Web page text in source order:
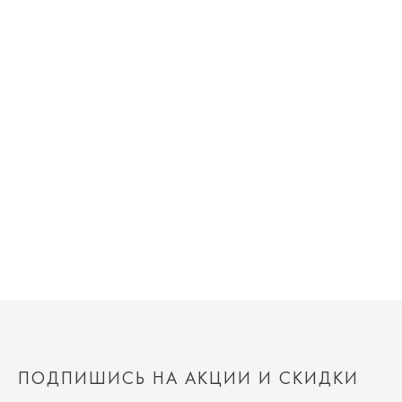
ПОДПИШИСЬ НА АКЦИИ И СКИДКИ